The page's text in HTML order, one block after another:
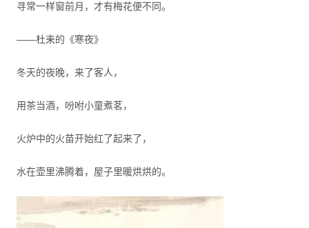
寻常一样窗前月，才有梅花便不同。
——杜耒的《寒夜》
冬天的夜晚，来了客人，
用茶当酒，吩咐小童煮茗，
火炉中的火苗开始红了起来了，
水在壶里沸腾着，屋子里暖烘烘的。